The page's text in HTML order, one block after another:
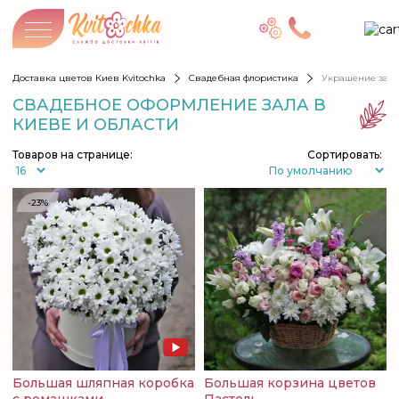
Доставка цветов Киев Kvitochka Свадебная флористика Украшение
СВАДЕБНОЕ ОФОРМЛЕНИЕ ЗАЛА В
КИЕВЕ И ОБЛАСТИ
Товаров на странице: Сортировать:
-23%
Большая шляпная коробка
Большая корзина цветов